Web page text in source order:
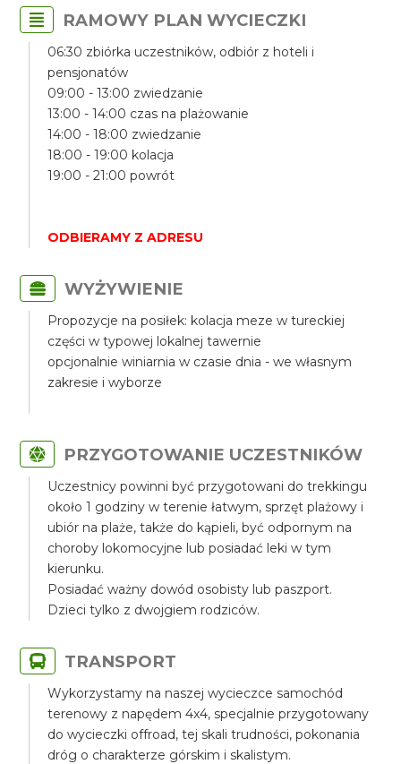
RAMOWY PLAN WYCIECZKI
06:30 zbiórka uczestników, odbiór z hoteli i
pensjonatów
09:00 - 13:00 zwiedzanie
13:00 - 14:00 czas na plażowanie
14:00 - 18:00 zwiedzanie
18:00 - 19:00 kolacja
19:00 - 21:00 powrót
ODBIERAMY Z ADRESU
WYŻYWIENIE
Propozycje na posiłek: kolacja meze w tureckiej
części w typowej lokalnej tawernie
opcjonalnie winiarnia w czasie dnia - we własnym
zakresie i wyborze
PRZYGOTOWANIE UCZESTNIKÓW
Uczestnicy powinni być przygotowani do trekkingu
około 1 godziny w terenie łatwym, sprzęt plażowy i
ubiór na plaże, także do kąpieli, być odpornym na
choroby lokomocyjne lub posiadać leki w tym
kierunku.
Posiadać ważny dowód osobisty lub paszport.
Dzieci tylko z dwojgiem rodziców.
TRANSPORT
Wykorzystamy na naszej wycieczce samochód
terenowy z napędem 4x4, specjalnie przygotowany
do wycieczki offroad, tej skali trudności, pokonania
dróg o charakterze górskim i skalistym.